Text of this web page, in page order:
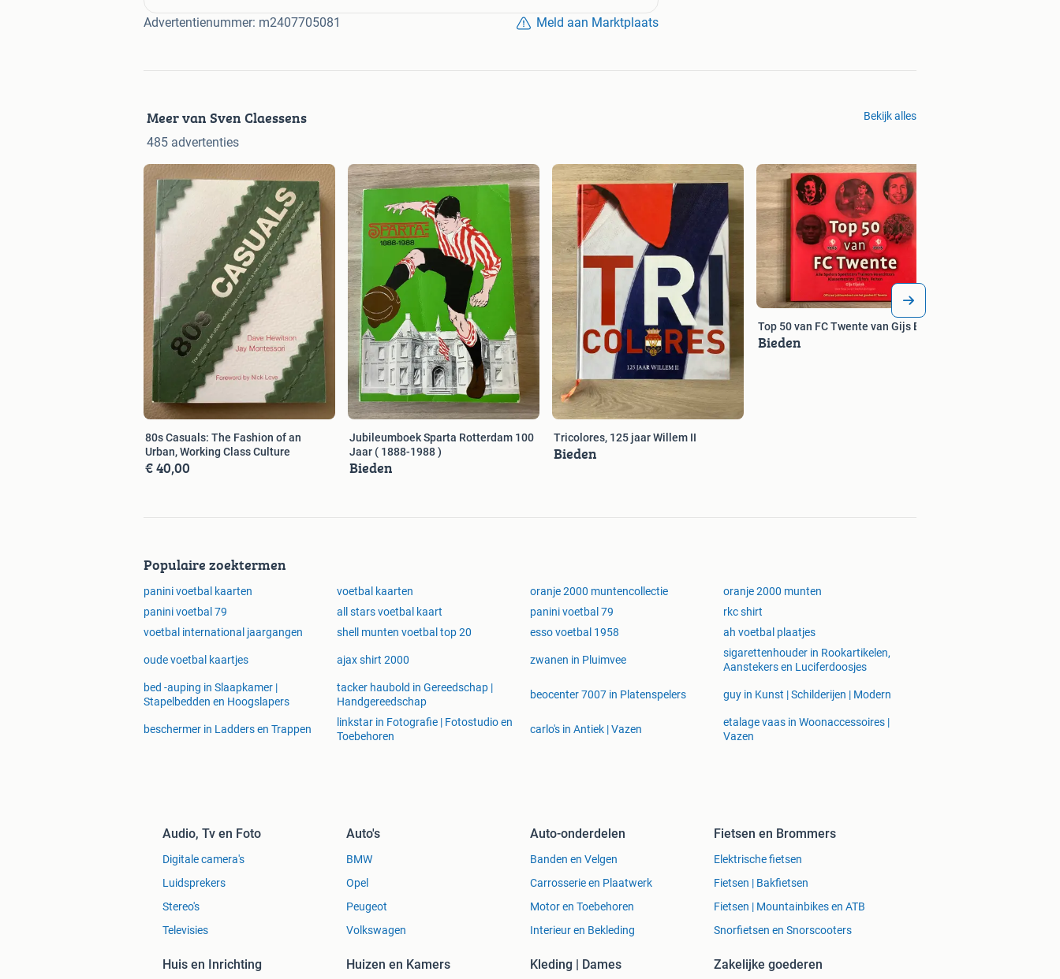
Advertentienummer: m2407705081 Meld aan Marktplaats
Meer van Sven Claessens
485 advertenties
Bekijk alles
80s Casuals: The Fashion of an
Urban, Working Class Culture
€ 40,00
Jubileumboek Sparta Rotterdam 100
Jaar ( 1888-1988 )
Bieden
Tricolores, 125 jaar Willem II
Bieden
Top 50 van FC Twente van Gijs Eijsink
Bieden
Populaire zoektermen
panini voetbal kaarten voetbal kaarten oranje 2000 muntencollectie
oranje 2000 munten
panini voetbal 79
all stars voetbal kaart panini voetbal 79
rkc shirt
voetbal international jaargangen
shell munten voetbal top 20 esso voetbal 1958 ah voetbal plaatjes
oude voetbal kaartjes ajax shirt 2000 zwanen in Pluimvee
sigarettenhouder in Rookartikelen,
Aanstekers en Luciferdoosjes
bed -auping in Slaapkamer |
Stapelbedden en Hoogslapers
tacker haubold in Gereedschap |
Handgereedschap
beocenter 7007 in Platenspelers guy in Kunst | Schilderijen | Modern
beschermer in Ladders en Trappen
linkstar in Fotografie | Fotostudio en
Toebehoren
carlo's in Antiek | Vazen
etalage vaas in Woonaccessoires |
Vazen
Audio, Tv en Foto
Digitale camera's
Luidsprekers
Stereo's
Televisies
Auto's
BMW
Opel
Peugeot
Volkswagen
Auto-onderdelen
Banden en Velgen
Carrosserie en Plaatwerk
Motor en Toebehoren
Interieur en Bekleding
Fietsen en Brommers
Elektrische fietsen
Fietsen | Bakfietsen
Fietsen | Mountainbikes en ATB
Snorfietsen en Snorscooters
Huis en Inrichting Huizen en Kamers Kleding | Dames Zakelijke goederen